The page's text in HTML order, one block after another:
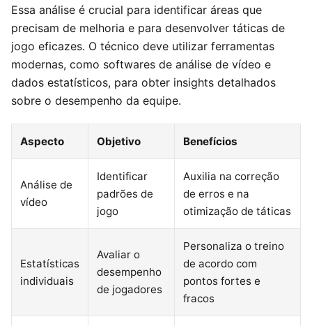
Essa análise é crucial para identificar áreas que
precisam de melhoria e para desenvolver táticas de
jogo eficazes. O técnico deve utilizar ferramentas
modernas, como softwares de análise de vídeo e
dados estatísticos, para obter insights detalhados
sobre o desempenho da equipe.
Aspecto Objetivo Benefícios
Análise de
vídeo
Identificar
padrões de
jogo
Auxilia na correção
de erros e na
otimização de táticas
Estatísticas
individuais
Avaliar o
desempenho
de jogadores
Personaliza o treino
de acordo com
pontos fortes e
fracos